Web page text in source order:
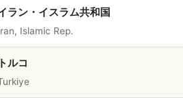
ラン・イスラム共和国
Islamic Rep.
トルコ